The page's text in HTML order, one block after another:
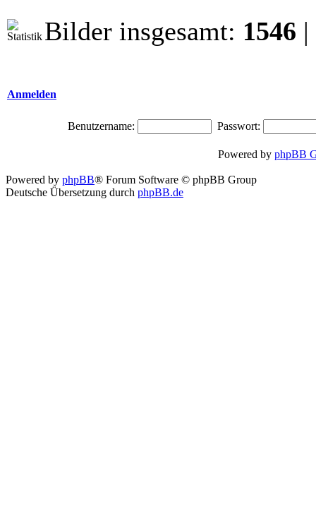
Bilder insgesamt: 1546
Anmelden
Benutzername: Passwort:
Powered by phpBB
Powered by phpBB® Forum Software © phpBB Group
Deutsche Übersetzung durch phpBB.de